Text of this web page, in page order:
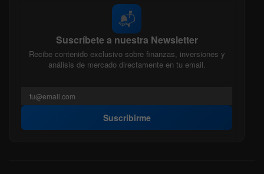
📬
Suscríbete a nuestra Newsletter
Recibe contenido exclusivo sobre finanzas, inversiones y
análisis de mercado directamente en tu email.
Suscribirme